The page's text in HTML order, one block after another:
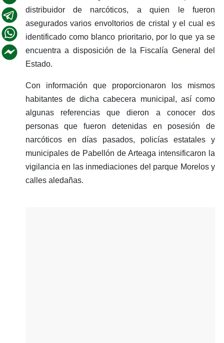
distribuidor de narcóticos, a quien le fueron
asegurados varios envoltorios de cristal y el cual es
identificado como blanco prioritario, por lo que ya se
encuentra a disposición de la Fiscalía General del
Estado.
Con información que proporcionaron los mismos
habitantes de dicha cabecera municipal, así como
algunas referencias que dieron a conocer dos
personas que fueron detenidas en posesión de
narcóticos en días pasados, policías estatales y
municipales de Pabellón de Arteaga intensificaron la
vigilancia en las inmediaciones del parque Morelos y
calles aledañas.